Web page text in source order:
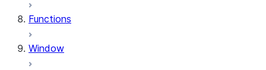
Functions
Window